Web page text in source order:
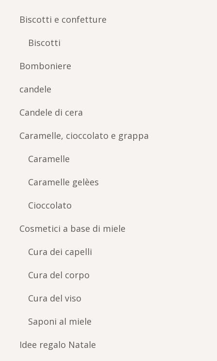
Biscotti e confetture
Biscotti
Bomboniere
candele
Candele di cera
Caramelle, cioccolato e grappa
Caramelle
Caramelle gelèes
Cioccolato
Cosmetici a base di miele
Cura dei capelli
Cura del corpo
Cura del viso
Saponi al miele
Idee regalo Natale